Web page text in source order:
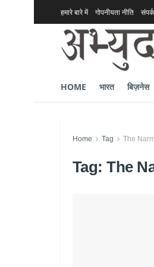
हमारे बारे में गोपनीयता नीति
HOME भारत बिज़नेस
Home Tag The
Tag:The